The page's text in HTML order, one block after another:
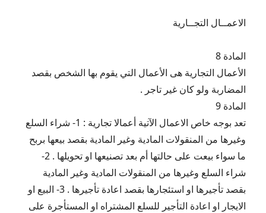
الاعمــال التجــارية
المادة 8
الأعمال التجارية هى الأعمال التي يقوم بها الشخص بقصد
المضاربة ولو كان غير تاجر .
المادة 9
تعد بوجه خاص الاعمال الآتية أعمالا تجارية : 1- شراء السلع
وغيرها من المنقولات المادية وغير المادية بقصد بيعها بربح
ما سواء بيعت على حالتها أم بعد تصنيعها او تحويلها . 2-
شراء السلع وغيرها من المنقولات المادية وغير المادية
بقصد تأجيرها او استئجارها بقصد اعادة تأجيرها . 3- البيع او
الايجار او اعادة التأجير للسلع المشتراه او المستأجرة على